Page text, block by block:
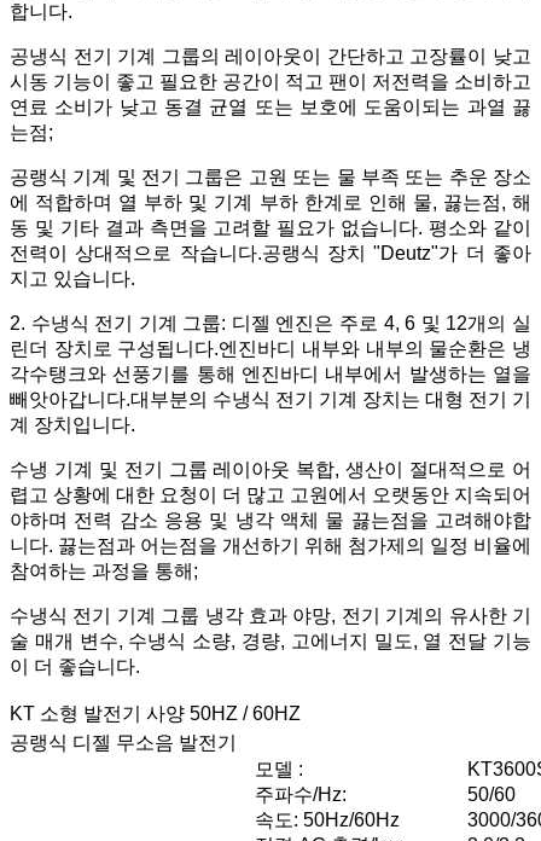
합니다.
공냉식 전기 기계 그룹의 레이아웃이 간단하고 고장률이 낮고
시동 기능이 좋고 필요한 공간이 적고 팬이 저전력을 소비하고
연료 소비가 낮고 동결 균열 또는 보호에 도움이되는 과열 끓
는점;
공랭식 기계 및 전기 그룹은 고원 또는 물 부족 또는 추운 장소
에 적합하며 열 부하 및 기계 부하 한계로 인해 물, 끓는점, 해
동 및 기타 결과 측면을 고려할 필요가 없습니다. 평소와 같이
전력이 상대적으로 작습니다.공랭식 장치 "Deutz"가 더 좋아
지고 있습니다.
2. 수냉식 전기 기계 그룹: 디젤 엔진은 주로 4, 6 및 12개의 실
린더 장치로 구성됩니다.엔진바디 내부와 내부의 물순환은 냉
각수탱크와 선풍기를 통해 엔진바디 내부에서 발생하는 열을
빼앗아갑니다.대부분의 수냉식 전기 기계 장치는 대형 전기 기
계 장치입니다.
수냉 기계 및 전기 그룹 레이아웃 복합, 생산이 절대적으로 어
렵고 상황에 대한 요청이 더 많고 고원에서 오랫동안 지속되어
야하며 전력 감소 응용 및 냉각 액체 물 끓는점을 고려해야합
니다. 끓는점과 어는점을 개선하기 위해 첨가제의 일정 비율에
참여하는 과정을 통해;
수냉식 전기 기계 그룹 냉각 효과 야망, 전기 기계의 유사한 기
술 매개 변수, 수냉식 소량, 경량, 고에너지 밀도, 열 전달 기능
이 더 좋습니다.
KT 소형 발전기 사양 50HZ / 60HZ
공랭식 디젤 무소음 발전기
모델 :
주파수/Hz:
50/60
속도: 50Hz/60Hz
3000/